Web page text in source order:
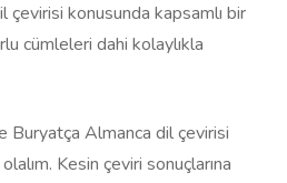
çevirisi konusunda kapsamlı bir
cümleleri dahi kolaylıkla
Buryatça Almanca dil çevirisi
Kesin çeviri sonuçlarına